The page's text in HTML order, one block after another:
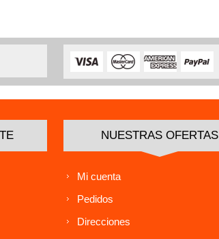
NUESTRAS OFERTAS
Mi cuenta
Pedidos
Direcciones